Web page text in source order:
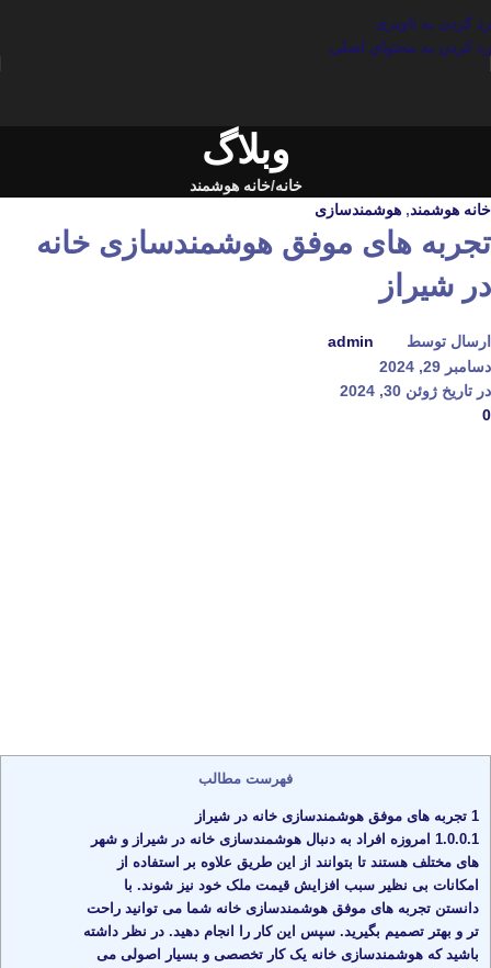
رد کردن به ناوبری
رد کردن به محتوای اصلی
وبلاگ
خانه خانه هوشمند
خانه هوشمند, هوشمندسازی
تجربه‌ های موفق هوشمندسازی خانه
در شیراز
ارسال توسط
admin
دسامبر 29, 2024
در تاریخ ژوئن 30, 2024
0
فهرست مطالب
1 تجربه‌ های موفق هوشمندسازی خانه در شیراز
1.0.0.1 امروزه افراد به دنبال هوشمندسازی خانه در شیراز و شهر
های مختلف هستند تا بتوانند از این طریق علاوه بر استفاده از
امکانات بی‌ نظیر سبب افزایش قیمت ملک خود نیز شوند. با
دانستن تجربه‌ های موفق هوشمندسازی خانه شما می‌ توانید راحت‌
تر و بهتر تصمیم بگیرید. سپس این کار را انجام دهید. در نظر داشته
باشید که هوشمندسازی خانه یک کار تخصصی و بسیار اصولی می‌